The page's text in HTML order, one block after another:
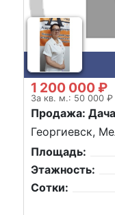
1 200 000 ₽
За кв. м.: 50 000 ₽
Продажа: Дача
Георгиевск,
Площадь:
Этажность:
Сотки: